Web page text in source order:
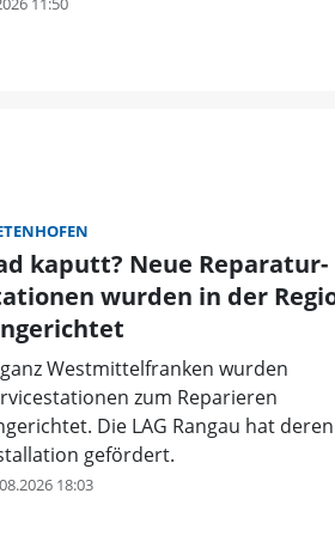
kaputt? Neue Reparatur-
wurden in der
Westmittelfranken wurden
zum Reparieren
Die LAG Rangau hat deren
gefördert.
18:03